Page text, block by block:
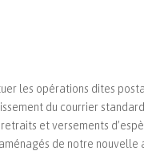
les opérations dites
du courrier
et versements
de notre